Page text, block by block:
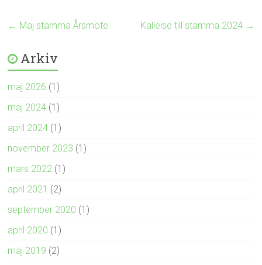
← Maj stämma Årsmöte Kallelse till stämma 2024 →
Arkiv
maj 2026 (1)
maj 2024 (1)
april 2024 (1)
november 2023 (1)
mars 2022 (1)
april 2021 (2)
september 2020 (1)
april 2020 (1)
maj 2019 (2)